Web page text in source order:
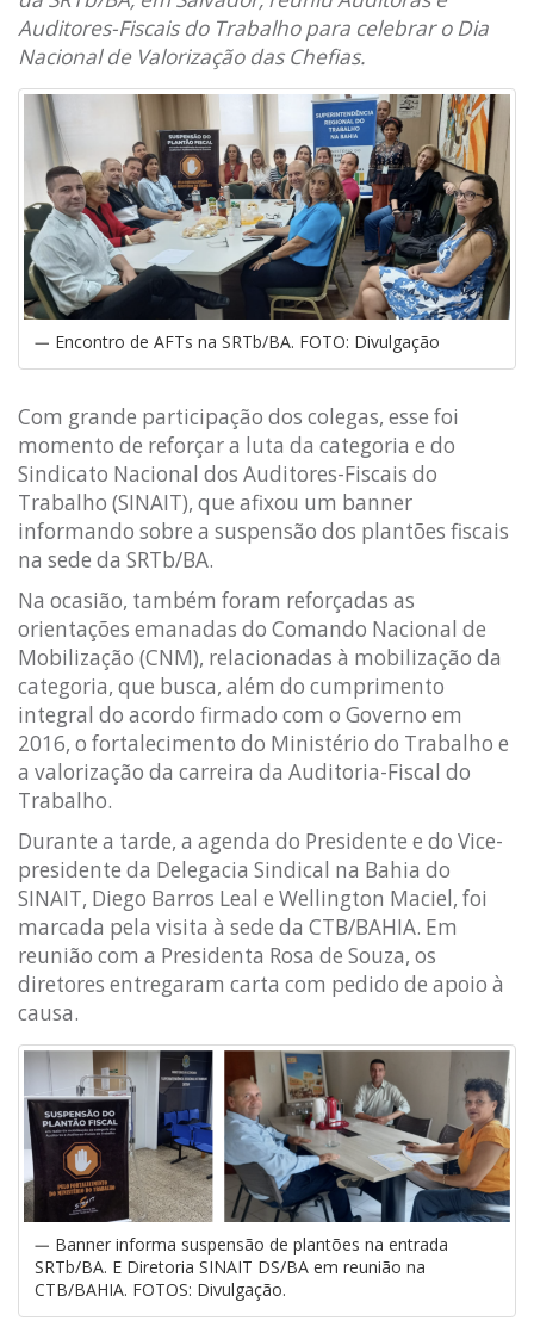
Auditores-Fiscais do Trabalho para celebrar o Dia
Nacional de Valorização das Chefias.
Encontro de AFTs na SRTb/BA. FOTO: Divulgação
Com grande participação dos colegas, esse foi
momento de reforçar a luta da categoria e do
Sindicato Nacional dos Auditores-Fiscais do
Trabalho (SINAIT), que afixou um banner
informando sobre a suspensão dos plantões fiscais
na sede da SRTb/BA.
Na ocasião, também foram reforçadas as
orientações emanadas do Comando Nacional de
Mobilização (CNM), relacionadas à mobilização da
categoria, que busca, além do cumprimento
integral do acordo firmado com o Governo em
2016, o fortalecimento do Ministério do Trabalho e
a valorização da carreira da Auditoria-Fiscal do
Trabalho.
Durante a tarde, a agenda do Presidente e do Vice-
presidente da Delegacia Sindical na Bahia do
SINAIT, Diego Barros Leal e Wellington Maciel, foi
marcada pela visita à sede da CTB/BAHIA. Em
reunião com a Presidenta Rosa de Souza, os
diretores entregaram carta com pedido de apoio à
causa.
Banner informa suspensão de plantões na entrada
SRTb/BA. E Diretoria SINAIT DS/BA em reunião na
CTB/BAHIA. FOTOS: Divulgação.